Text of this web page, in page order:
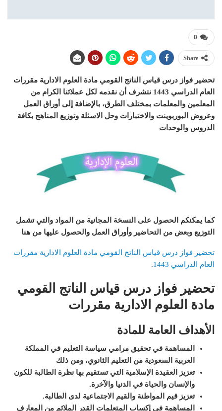
0
Share
تحضير فواز درس قياس الناتج القومي مادة العلوم الادارية مقررات
العام الدراسي 1443 نتشرف أن نقدمه لكل عملائنا الكرام من
المعلمين والمعلمات بمختلف الطرق، بالإضافة إلى أوراق العمل
وعروض البوربوينت والاختبارات وحل الاسئلة وتوزيع المناهج بكافة
الدروس والوحدات
كما يمكنكم الحصول على النسخة المجانية من المواد والتي تشمل
التوزيع وبعض من التحاضير وأوراق العمل والحصول عليها من هنا
تحضير فواز درس قياس الناتج القومي مادة العلوم الادارية مقررات
العام الدراسي 1443
.
تحضير فواز درس قياس الناتج القومي
مادة العلوم الادارية مقررات
الأهداف العامة للمادة
المساهمة في تحقيق مرامي سياسة التعليم في المملكة
العربية السعودية من التعليم الثانوي، ومن ذلك
تعزيز العقيدة الإسلامية التي تستقيم بها نظرة الطالبة للكون
والإنسان والحياة في الدنيا والآخرة.
تعزيز قيم المواطنة والقيم الاجتماعية لدى الطالبة.
المساهمة في إكساب المتعلمات القدر الملائم من المعارف